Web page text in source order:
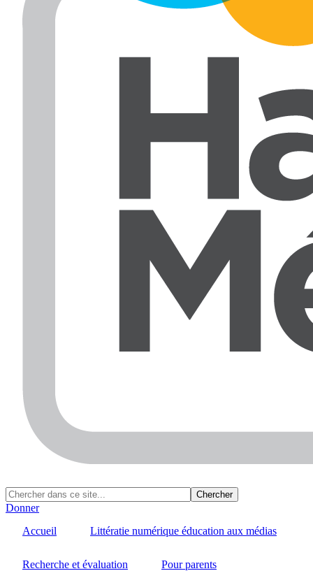
Donner
Accueil
Littératie numérique éducation aux médias
Recherche et évaluation Pour parents